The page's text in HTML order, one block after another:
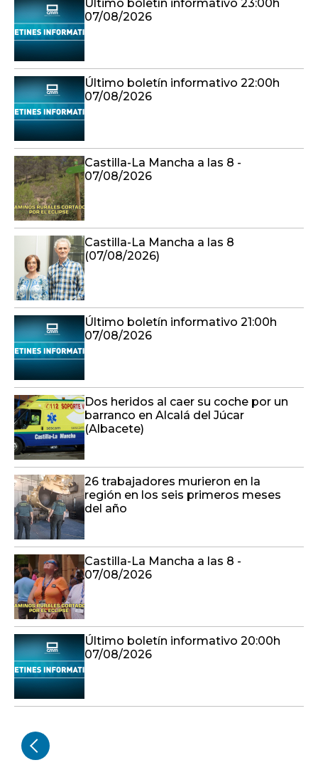
Último boletín informativo 23:00h
07/08/2026
Último boletín informativo 22:00h
07/08/2026
Castilla-La Mancha a las 8 -
07/08/2026
Castilla-La Mancha a las 8
(07/08/2026)
Último boletín informativo 21:00h
07/08/2026
Dos heridos al caer su coche por un
barranco en Alcalá del Júcar
(Albacete)
26 trabajadores murieron en la
región en los seis primeros meses
del año
Castilla-La Mancha a las 8 -
07/08/2026
Último boletín informativo 20:00h
07/08/2026